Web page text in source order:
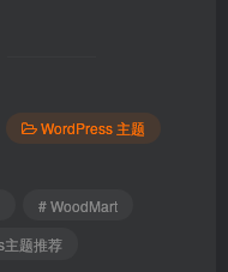
WordPress 主题
# WoodMart
主题推荐